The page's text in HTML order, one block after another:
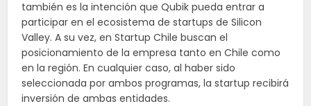
también es la intención que Qubik pueda entrar a
participar en el ecosistema de startups de Silicon
Valley. A su vez, en Startup Chile buscan el
posicionamiento de la empresa tanto en Chile como
en la región. En cualquier caso, al haber sido
seleccionada por ambos programas, la startup recibirá
inversión de ambas entidades.